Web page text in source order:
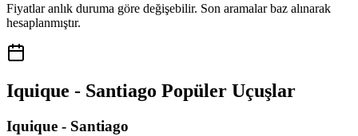
Fiyatlar anlık duruma göre değişebilir. Son aramalar baz alınarak
hesaplanmıştır.
Iquique - Santiago Popüler Uçuşlar
Iquique - Santiago